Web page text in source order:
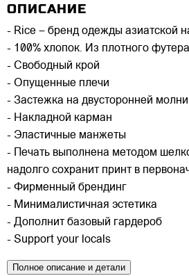
ОПИСАНИЕ
- Rice – бренд одежды азиатской
- 100% хлопок. Из плотного футера
- Свободный крой
- Опущенные плечи
- Застежка на двусторонней
- Накладной карман
- Эластичные манжеты
- Печать выполнена методом
надолго сохранит принт в
- Фирменный брендинг
- Минималистичная эстетика
- Дополнит базовый гардероб
- Support your locals
Полное описание и детали